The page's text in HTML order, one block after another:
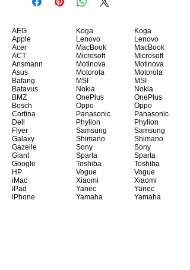
AEG
Apple
Acer
ACT
Ansmann
Asus
Bafang
Batavus
BMZ
Bosch
Cortina
Dell
Flyer
Galaxy
Gazelle
Giant
Google
HP
iMac
iPad
iPhone
Koga
Lenovo
MacBook
Microsoft
Motinova
Motorola
MSI
Nokia
OnePlus
Oppo
Panasonic
Phylion
Samsung
Shimano
Sony
Sparta
Toshiba
Vogue
Xiaomi
Yanec
Yamaha
Koga
Lenovo
MacBook
Microsoft
Motinova
Motorola
MSI
Nokia
OnePlus
Oppo
Panasonic
Phylion
Samsung
Shimano
Sony
Sparta
Toshiba
Vogue
Xiaomi
Yanec
Yamaha